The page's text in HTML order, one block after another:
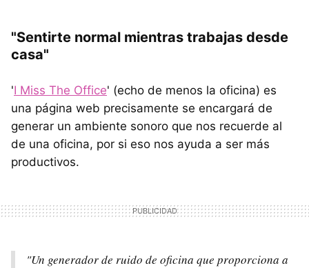
"Sentirte normal mientras trabajas desde
casa"
'I Miss The Office' (echo de menos la oficina) es
una página web precisamente se encargará de
generar un ambiente sonoro que nos recuerde al
de una oficina, por si eso nos ayuda a ser más
productivos.
"Un generador de ruido de oficina que proporciona a